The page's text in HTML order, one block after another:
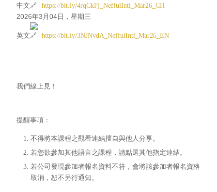
中文 https://bit.ly/4rqCkFj_NeffulIntl_Mar26_CH
2026年3月04日，星期三
英文 https://bit.ly/3NJNvdA_NeffulIntl_Mar26_EN
我們線上見！
提醒事項：
不得將本課程之觀看連結擅自與他人分享。
若您欲參加其他語言之課程，請點選其他指定連結。
若公司發現參加者報名資料不符，會將該參加者報名資格
取消，恕不另行通知。